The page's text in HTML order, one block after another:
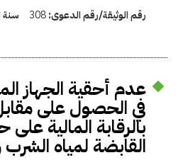
رقم الوثيقة/رقم الدعوى:308 سنة
عدم أحقية الجهاز
في الحصول على
بالرقابة المالية
القابضة لمياه